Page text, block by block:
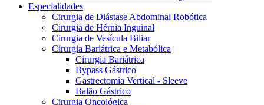
Especialidades
Cirurgia de Diástase Abdominal Robótica
Cirurgia de Hérnia Inguinal
Cirurgia de Vesícula Biliar
Cirurgia Bariátrica e Metabólica
Cirurgia Bariátrica
Bypass Gástrico
Gastrectomia Vertical - Sleeve
Balão Gástrico
Cirurgia Oncológica